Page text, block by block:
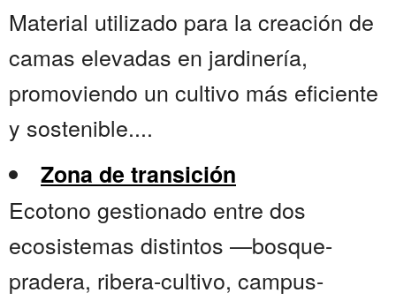
Material utilizado para la creación de
camas elevadas en jardinería,
promoviendo un cultivo más eficiente
y sostenible....
Zona de transición
Ecotono gestionado entre dos
ecosistemas distintos —bosque-
pradera, ribera-cultivo, campus-